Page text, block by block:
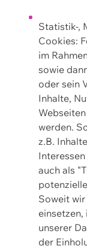
Statistik-,
Cookies:
im
sowie
oder sein
Inhalte,
werden.
z.B.
auch als
Soweit
unserer
der